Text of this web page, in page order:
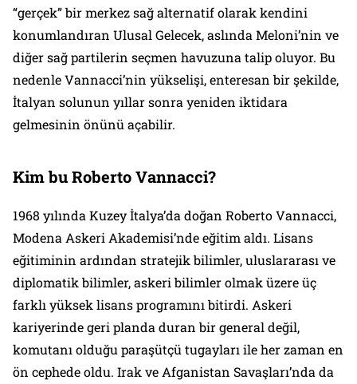
“gerçek” bir merkez sağ alternatif olarak kendini
konumlandıran Ulusal Gelecek, aslında Meloni’nin ve
diğer sağ partilerin seçmen havuzuna talip oluyor. Bu
nedenle Vannacci’nin yükselişi, enteresan bir şekilde,
İtalyan solunun yıllar sonra yeniden iktidara
gelmesinin önünü açabilir.
Kim bu Roberto Vannacci?
1968 yılında Kuzey İtalya’da doğan Roberto Vannacci,
Modena Askeri Akademisi’nde eğitim aldı. Lisans
eğitiminin ardından stratejik bilimler, uluslararası ve
diplomatik bilimler, askeri bilimler olmak üzere üç
farklı yüksek lisans programını bitirdi. Askeri
kariyerinde geri planda duran bir general değil,
komutanı olduğu paraşütçü tugayları ile her zaman en
ön cephede oldu. Irak ve Afganistan Savaşları’nda da